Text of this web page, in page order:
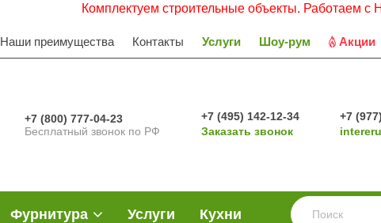
Комплектуем строительные объекты. Работаем с НДС.
Наши преимущества Контакты Услуги Шоу-рум Акции
+7 (800) 777-04-23
Бесплатный звонок по РФ
+7 (495) 142-12-34
Заказать звонок
+7
Фурнитура Услуги Кухни